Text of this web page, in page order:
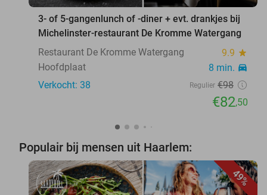
3- of 5-gangenlunch of -diner + evt. drankjes bij
Michelinster-restaurant De Kromme Watergang
Restaurant De Kromme Watergang
9.9 star
Hoofdplaat 8 min. directions_car
Verkocht: 38 Regulier €98
€82,50
Populair bij mensen uit Haarlem:
49%